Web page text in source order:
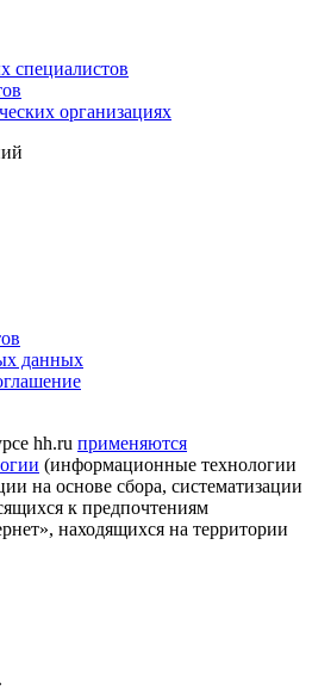
специалистов
организациях
данных
hh.ru применяются
(информационные технологии
на основе сбора, систематизации
к предпочтениям
находящихся на территории